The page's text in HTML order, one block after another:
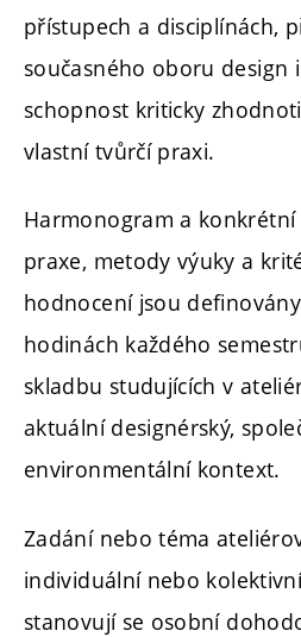
přístupech a disciplínách,
současného oboru design
schopnost kriticky
vlastní tvůrčí praxi.
Harmonogram a
praxe, metody výuky a
hodnocení jsou
hodinách každého
skladbu studujících v
aktuální designérský,
environmentální kontext.
Zadání nebo téma
individuální nebo
stanovují se osobní